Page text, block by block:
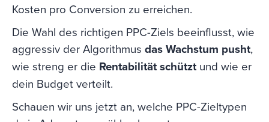
Kosten pro Conversion zu erreichen.
Die Wahl des richtigen PPC-Ziels beeinflusst, wie
aggressiv der Algorithmus das Wachstum pusht,
wie streng er die Rentabilität schützt und wie er
dein Budget verteilt.
Schauen wir uns jetzt an, welche PPC-Zieltypen